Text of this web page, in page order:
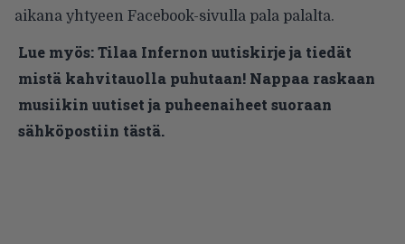
aikana yhtyeen Facebook-sivulla pala palalta.
Lue myös:Tilaa Infernon uutiskirje ja tiedät
mistä kahvitauolla puhutaan! Nappaa raskaan
musiikin uutiset ja puheenaiheet suoraan
sähköpostiin tästä.